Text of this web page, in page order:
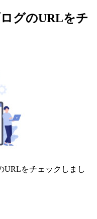
グのURLをチ
URLをチェックしまし